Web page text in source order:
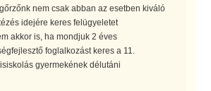
nem csak abban az esetben kiváló
idejére keres felügyeletet
akkor is, ha mondjuk 2 éves
foglalkozást keres a 11.
gyermekének délutáni